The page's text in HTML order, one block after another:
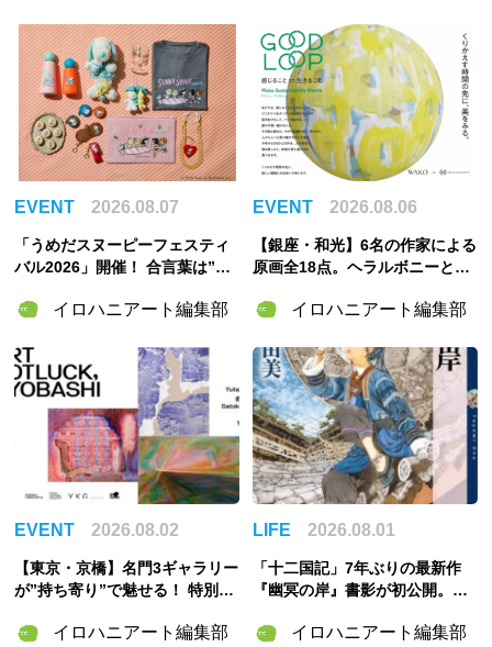
EVENT 2026.08.07
「うめだスヌーピーフェスティ
バル2026」開催！ 合言葉は”明
特別な2週間
イロハニアート編集部
EVENT 2026.08.06
【銀座・和光】6名の作家による
原画全18点。ヘラルボニーとの
6」8月6日開催
イロハニアート編集部
EVENT 2026.08.02
【東京・京橋】名門3ギャラリー
が”持ち寄り”で魅せる！ 特別企
SHI」Gallery & Bakery Tokyo
イロハニアート編集部
LIFE 2026.08.01
「十二国記」7年ぶりの最新作
『幽冥の岸』書影が初公開。山
在・琅燦イロハニアート編集部